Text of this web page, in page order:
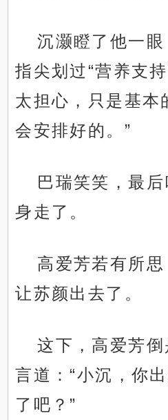
沉灏瞪了他一眼
指尖划过“营养支
太担心，只是基本
会安排好的。”
巴瑞笑笑，最
身走了。
高爱芳若有所
让苏颜出去了。
这下，高爱芳
言道：“小沉，你
了吧？”